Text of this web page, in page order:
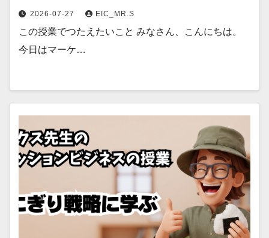
2026-07-27 EIC_MR.S
この授業でつたえたいこと みなさん、こんにちは。
今日はマーケ…